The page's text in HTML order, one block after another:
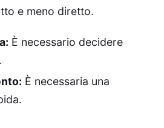
e meno diretto.
È necessario decidere
È necessaria una